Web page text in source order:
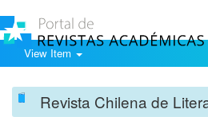
View Item
Revista Chilena de